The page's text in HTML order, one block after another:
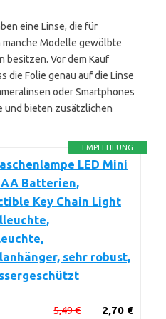
eine Linse, die für
Modelle gewölbte
besitzen. Vor dem Kauf
die Folie genau auf die Linse
oder Smartphones
und bieten zusätzlichen
EMPFEHLUNG
LED Mini
Batterien,
Key Chain Light
sehr robust,
2,70 €
5,49 €